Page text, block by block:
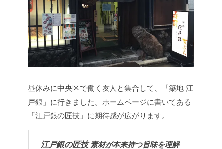
昼休みに中央区で働く友人と集合して、「築地 江
戸銀」に行きました。ホームページに書いてある
「江戸銀の匠技」に期待感が広がります。
江戸銀の匠技 素材が本来持つ旨味を理解